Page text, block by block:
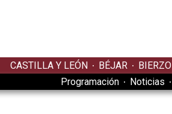
CASTILLA Y LEÓN BÉJAR BIERZO
Programación
Noticias